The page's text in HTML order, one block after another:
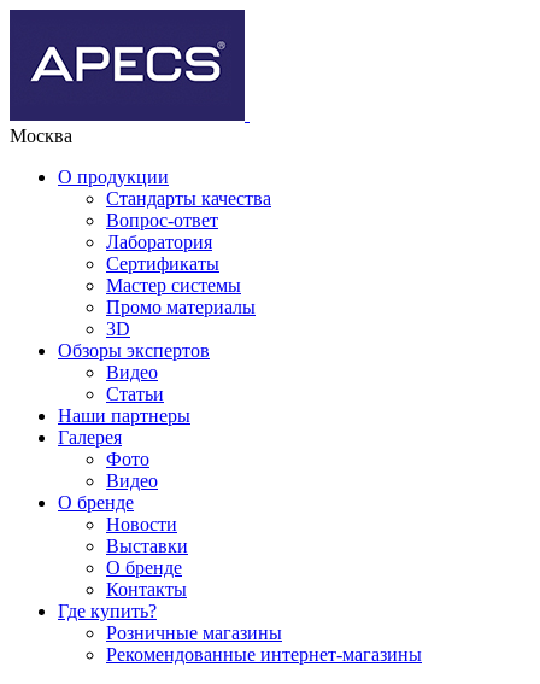
Москва
О продукции
Стандарты качества
Вопрос-ответ
Лаборатория
Сертификаты
Мастер системы
Промо материалы
3D
Обзоры экспертов
Видео
Статьи
Наши партнеры
Галерея
Фото
Видео
О бренде
Новости
Выставки
О бренде
Контакты
Где купить?
Розничные магазины
Рекомендованные интернет-магазины